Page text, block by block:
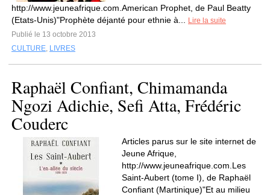
http://www.jeuneafrique.com.American Prophet, de Paul Beatty
(Etats-Unis)"Prophète déjanté pour ethnie à...
Lire la suite
Publié le 13 octobre 2013
CULTURE, LIVRES
Raphaël Confiant, Chimamanda
Ngozi Adichie, Sefi Atta, Frédéric
Couderc
Articles parus sur le site internet de
Jeune Afrique,
http://www.jeuneafrique.com.Les
Saint-Aubert (tome I), de Raphaël
Confiant (Martinique)"Et au milieu